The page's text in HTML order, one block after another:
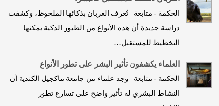
الحكمة - متابعة : تُعرف الغربان بذكائها الملحوظ، وكشفت
دراسة جديدة أن هذه الأنواع من الطيور الذكية يمكنها
التخطيط للمستقبل…
العلماء يكشفون تأثير البشر على تطور الأنواع
الحكمة - متابعة : وجد علماء من جامعة ماكجيل الكندية أن
النشاط البشري له تأثير واضح على تسارع تطور